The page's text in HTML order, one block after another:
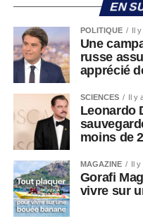
EN
POLITIQUE Il
Une
russe
apprécié
SCIENCES Il y
Leonardo
moins de
MAGAZINE Il
Gorafi
vivre sur